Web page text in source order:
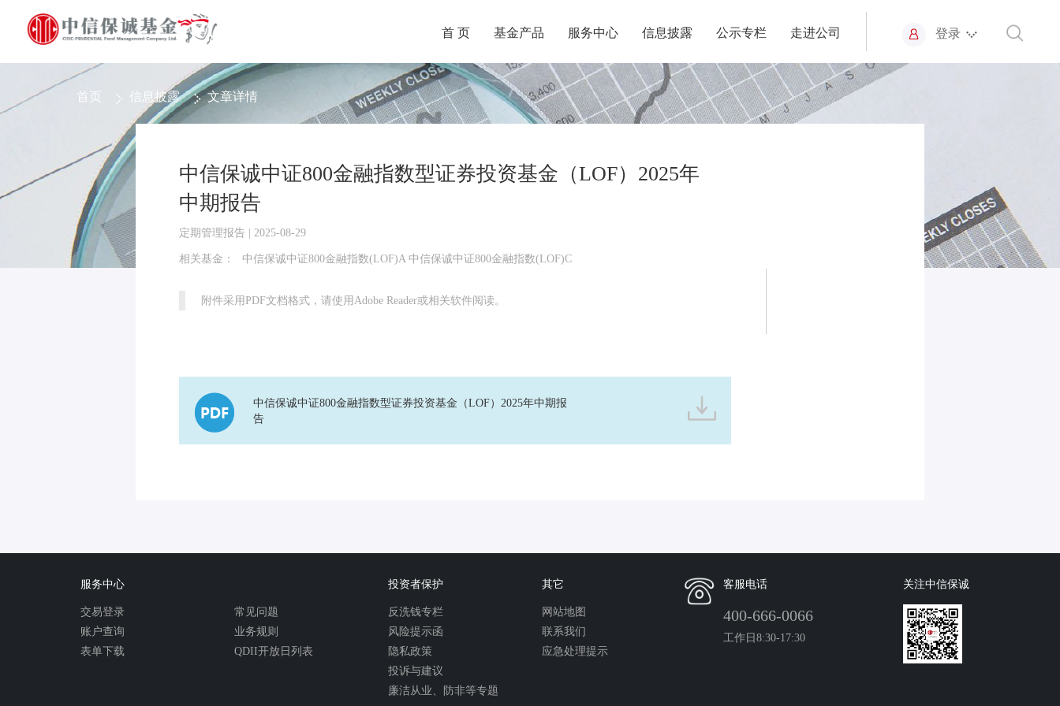
首 页 基金产品 服务中心 信息披露 公示专栏 走进公司 登录
首页 信息披露 文章详情
中信保诚中证800金融指数型证券投资基金（LOF）2025年
中期报告
定期管理报告 | 2025-08-29
相关基金： 中信保诚中证800金融指数(LOF)A 中信保诚中证800金融指数(LOF)C
附件采用PDF文档格式，请使用Adobe Reader或相关软件阅读。
中信保诚中证800金融指数型证券投资基金（LOF）2025年中期报
告
服务中心
交易登录
账户查询
表单下载
常见问题
业务规则
QDII开放日列表
投资者保护
反洗钱专栏
风险提示函
隐私政策
投诉与建议
廉洁从业、防非等专题
其它
网站地图
联系我们
应急处理提示
客服电话
400-666-0066
工作日8:30-17:30
关注中信保诚